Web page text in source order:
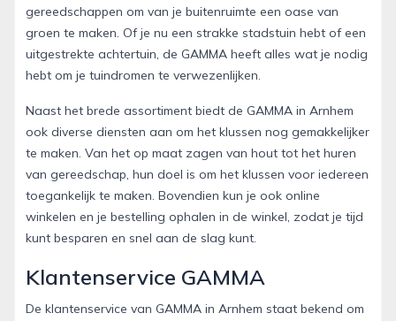
gereedschappen om van je buitenruimte een oase van
groen te maken. Of je nu een strakke stadstuin hebt of een
uitgestrekte achtertuin, de GAMMA heeft alles wat je nodig
hebt om je tuindromen te verwezenlijken.
Naast het brede assortiment biedt de GAMMA in Arnhem
ook diverse diensten aan om het klussen nog gemakkelijker
te maken. Van het op maat zagen van hout tot het huren
van gereedschap, hun doel is om het klussen voor iedereen
toegankelijk te maken. Bovendien kun je ook online
winkelen en je bestelling ophalen in de winkel, zodat je tijd
kunt besparen en snel aan de slag kunt.
Klantenservice GAMMA
De klantenservice van GAMMA in Arnhem staat bekend om